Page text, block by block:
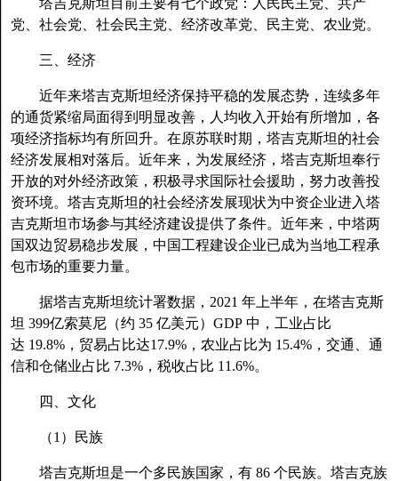
塔吉克斯坦目前主要有七个政党：人民民主党、共产
党、社会党、社会民主党、经济改革党、民主党、农业党。
三、经济
近年来塔吉克斯坦经济保持平稳的发展态势，连续多年
的通货紧缩局面得到明显改善，人均收入开始有所增加，各
项经济指标均有所回升。在原苏联时期，塔吉克斯坦的社会
经济发展相对落后。近年来，为发展经济，塔吉克斯坦奉行
开放的对外经济政策，积极寻求国际社会援助，努力改善投
资环境。塔吉克斯坦的社会经济发展现状为中资企业进入塔
吉克斯坦市场参与其经济建设提供了条件。近年来，中塔两
国双边贸易稳步发展，中国工程建设企业已成为当地工程承
包市场的重要力量。
据塔吉克斯坦统计署数据，2021 年上半年，在塔吉克斯
坦 399亿索莫尼（约 35 亿美元）GDP 中，工业占比
达 19.8%，贸易占比达17.9%，农业占比为 15.4%，交通、通
信和仓储业占比 7.3%，税收占比 11.6%。
四、文化
（1）民族
塔吉克斯坦是一个多民族国家，有 86 个民族。塔吉克族